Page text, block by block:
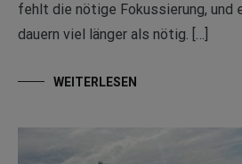
fehlt die nötige Fokussierung, und
dauern viel länger als nötig. […]
WEITERLESEN